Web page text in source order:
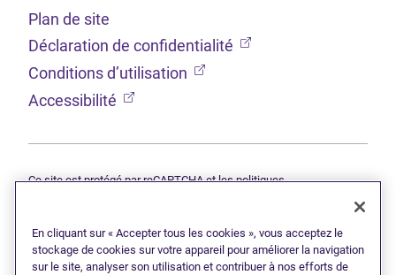
Plan de site
Déclaration de confidentialité (Ouvre dans un
Conditions d’utilisation (Ouvre dans un nouvel
Accessibilité (Ouvre dans un nouvel onglet)
Ce site est protégé par reCAPTCHA et les politiques
© 2026 Grant Thornton Limitée, syndics autorisés en insolvabilité —
une filiale de Doane Grant Thornton LLP et un membre canadien de
Grant Thornton International Ltd. Tous droits réservés. « Grant
En cliquant sur « Accepter tous les cookies », vous acceptez le
stockage de cookies sur votre appareil pour améliorer la navigation
sur le site, analyser son utilisation et contribuer à nos efforts de